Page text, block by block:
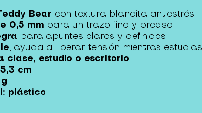
Bear con textura blandita antiestrés
0,5 mm para un trazo fino y preciso
para apuntes claros y definidos
, ayuda a liberar tensión mientras estudias
clase, estudio o escritorio
cm
plástico